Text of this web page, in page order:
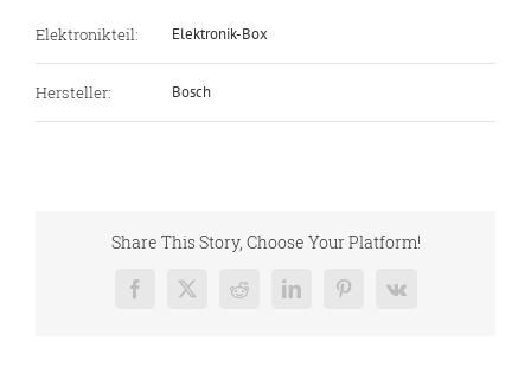
Elektronikteil: Elektronik-Box
Hersteller: Bosch
Share This Story, Choose Your Platform!
Facebook
X RedditLinkedInPinterest
Vk